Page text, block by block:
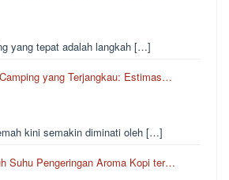
yang tepat adalah langkah […]
yang Terjangkau: Estimas…
kini semakin diminati oleh […]
Suhu Pengeringan Aroma Kopi ter…